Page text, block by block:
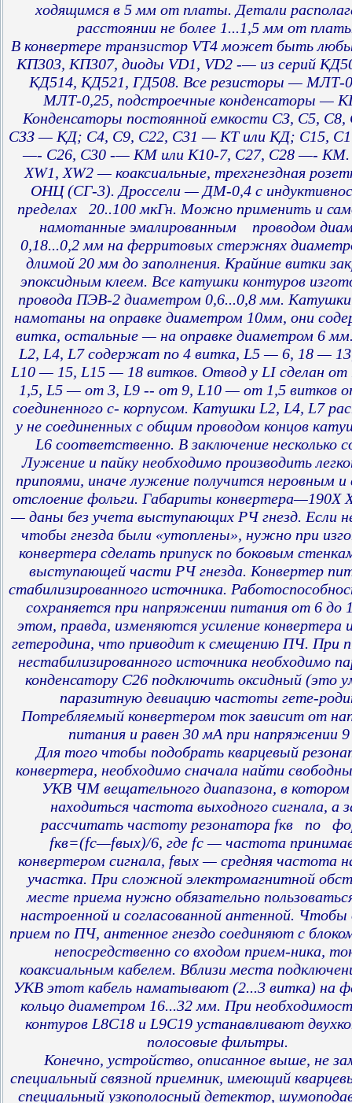
ходящимся в 5 мм от платы. Детали
расстоянии не более 1...1,5 мм от
В конвертере транзистор VT4 может быть
КП303, КП307, диоды VD1, VD2 -— из серий
КД514, КД521, ГД508. Все резисторы — МЛТ-
МЛТ-0,25, подстроечные конденсаторы —
Конденсаторы постоянной емкости СЗ, С5, С8,
СЗЗ — КД; С4, С9, С22, С31 — КТ или КД; С15,
—- С26, С30 -— КМ или К10-7, С27, С28 —- КМ.
XW1, XW2 — коаксиальные, трехгнездная
ОНЦ (СГ-3). Дроссели — ДМ-0,4 с
пределах 20..100 мкГн. Можно применить и
намотанные эмалированным проводом
0,18...0,2 мм на ферритовых стержнях
длимой 20 мм до заполнения. Крайние витки
эпоксидным клеем. Все катушки контуров
провода ПЭВ-2 диаметром 0,6...0,8 мм.
намотаны на оправке диаметром 10мм, они
витка, остальные — на оправке диаметром 6
L2, L4, L7 содержат по 4 витка, L5 — 6, 18 —
L10 — 15, L15 — 18 витков. Отвод у LI сделан
1,5, L5 — от 3, L9 -- от 9, L10 — от 1,5 витков
соединенного с- корпусом. Катушки L2, L4, L7
у не соединенных с общим проводом концов
L6 соответственно. В заключение несколько
Лужение и пайку необходимо производить
припоями, иначе лужение получится неровным
отслоение фольги. Габариты конвертера—190Х
— даны без учета выступающих РЧ гнезд. Если
чтобы гнезда были «утоплены», нужно при
конвертера сделать припуск по боковым
выступающей части РЧ гнезда. Конвертер
стабилизированного источника.
сохраняется при напряжении питания от 6 до
этом, правда, изменяются усиление конвертера
гетеродина, что приводит к смещению ПЧ. При
нестабилизированного источника необходимо
конденсатору С26 подключить оксидный (это
паразитную девиацию частоты гете-
Потребляемый конвертером ток зависит от
питания и равен 30 мА при напряжении
Для того чтобы подобрать кварцевый
конвертера, необходимо сначала найти
УКВ ЧМ вещательного диапазона, в
находиться частота выходного сигнала, а
рассчитать частоту резонатора fкв по
fкв=(fc—fвых)/6, где fс — частота
конвертером сигнала, fвых — средняя частота
участка. При сложной электромагнитной
месте приема нужно обязательно
настроенной и согласованной антенной. Чтобы
прием по ПЧ, антенное гнездо соединяют с
непосредственно со входом прием-ника,
коаксиальным кабелем. Вблизи места
УКВ этот кабель наматывают (2...3 витка) на
кольцо диаметром 16...32 мм. При
контуров L8C18 и L9C19 устанавливают
полосовые фильтры.
Конечно, устройство, описанное выше, не
специальный связной приемник, имеющий
специальный узкополосный детектор,